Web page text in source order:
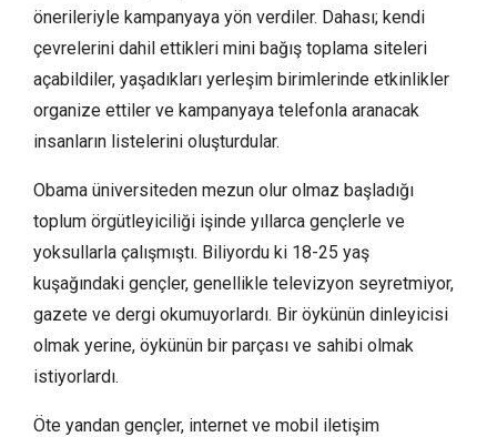
önerileriyle kampanyaya yön verdiler. Dahası; kendi
çevrelerini dahil ettikleri mini bağış toplama siteleri
açabildiler, yaşadıkları yerleşim birimlerinde etkinlikler
organize ettiler ve kampanyaya telefonla aranacak
insanların listelerini oluşturdular.
Obama üniversiteden mezun olur olmaz başladığı
toplum örgütleyiciliği işinde yıllarca gençlerle ve
yoksullarla çalışmıştı. Biliyordu ki 18-25 yaş
kuşağındaki gençler, genellikle televizyon seyretmiyor,
gazete ve dergi okumuyorlardı. Bir öykünün dinleyicisi
olmak yerine, öykünün bir parçası ve sahibi olmak
istiyorlardı.
Öte yandan gençler, internet ve mobil iletişim